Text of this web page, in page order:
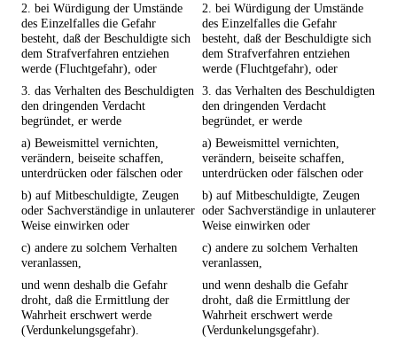
2. bei Würdigung der Umstände
des Einzelfalles die Gefahr
besteht, daß der Beschuldigte sich
dem Strafverfahren entziehen
werde (Fluchtgefahr), oder
2. bei Würdigung der Umstände
des Einzelfalles die Gefahr
besteht, daß der Beschuldigte sich
dem Strafverfahren entziehen
werde (Fluchtgefahr), oder
3. das Verhalten des Beschuldigten
den dringenden Verdacht
begründet, er werde
3. das Verhalten des Beschuldigten
den dringenden Verdacht
begründet, er werde
a) Beweismittel vernichten,
verändern, beiseite schaffen,
unterdrücken oder fälschen oder
a) Beweismittel vernichten,
verändern, beiseite schaffen,
unterdrücken oder fälschen oder
b) auf Mitbeschuldigte, Zeugen
oder Sachverständige in unlauterer
Weise einwirken oder
b) auf Mitbeschuldigte, Zeugen
oder Sachverständige in unlauterer
Weise einwirken oder
c) andere zu solchem Verhalten
veranlassen,
c) andere zu solchem Verhalten
veranlassen,
und wenn deshalb die Gefahr
droht, daß die Ermittlung der
Wahrheit erschwert werde
(Verdunkelungsgefahr).
und wenn deshalb die Gefahr
droht, daß die Ermittlung der
Wahrheit erschwert werde
(Verdunkelungsgefahr).